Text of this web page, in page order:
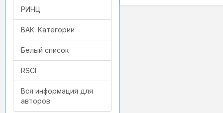
РИНЦ
ВАК. Категории
Белый список
RSCI
Вся информация для
авторов